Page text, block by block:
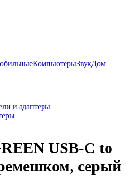
КомпьютерыЗвукДом
и адаптеры
USB-C to
серый